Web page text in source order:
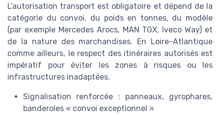
L’autorisation transport est obligatoire et dépend de la
catégorie du convoi, du poids en tonnes, du modèle
(par exemple Mercedes Arocs, MAN TGX, Iveco Way) et
de la nature des marchandises. En Loire-Atlantique
comme ailleurs, le respect des itinéraires autorisés est
impératif pour éviter les zones à risques ou les
infrastructures inadaptées.
Signalisation renforcée : panneaux, gyrophares,
banderoles « convoi exceptionnel »